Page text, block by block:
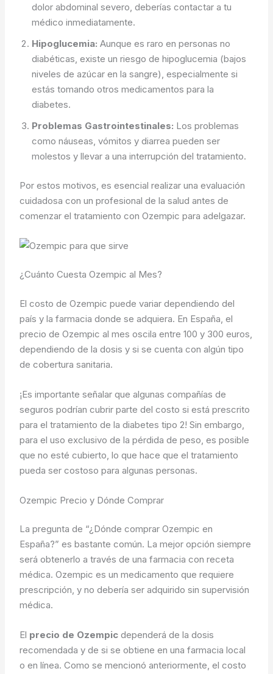
dolor abdominal severo, deberías contactar a tu
médico inmediatamente.
Hipoglucemia: Aunque es raro en personas no
diabéticas, existe un riesgo de hipoglucemia (bajos
niveles de azúcar en la sangre), especialmente si
estás tomando otros medicamentos para la
diabetes.
Problemas Gastrointestinales: Los problemas
como náuseas, vómitos y diarrea pueden ser
molestos y llevar a una interrupción del tratamiento.
Por estos motivos, es esencial realizar una evaluación
cuidadosa con un profesional de la salud antes de
comenzar el tratamiento con Ozempic para adelgazar.
¿Cuánto Cuesta Ozempic al Mes?
El costo de Ozempic puede variar dependiendo del
país y la farmacia donde se adquiera. En España, el
precio de Ozempic al mes oscila entre 100 y 300 euros,
dependiendo de la dosis y si se cuenta con algún tipo
de cobertura sanitaria.
¡Es importante señalar que algunas compañías de
seguros podrían cubrir parte del costo si está prescrito
para el tratamiento de la diabetes tipo 2! Sin embargo,
para el uso exclusivo de la pérdida de peso, es posible
que no esté cubierto, lo que hace que el tratamiento
pueda ser costoso para algunas personas.
Ozempic Precio y Dónde Comprar
La pregunta de “¿Dónde comprar Ozempic en
España?” es bastante común. La mejor opción siempre
será obtenerlo a través de una farmacia con receta
médica. Ozempic es un medicamento que requiere
prescripción, y no debería ser adquirido sin supervisión
médica.
El precio de Ozempic dependerá de la dosis
recomendada y de si se obtiene en una farmacia local
o en línea. Como se mencionó anteriormente, el costo